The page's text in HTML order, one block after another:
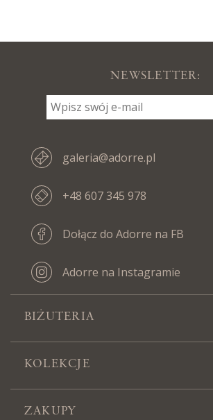
NEWSLETTER:
galeria@adorre.pl
+48 607 345 978
Dołącz do Adorre na FB
Adorre na Instagramie
BIŻUTERIA
KOLEKCJE
ZAKUPY